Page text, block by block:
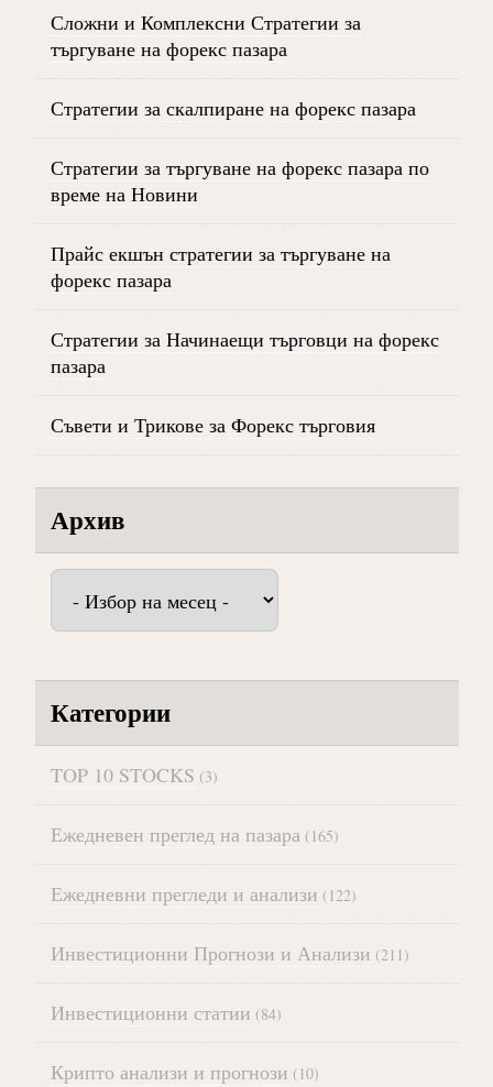
Сложни и Комплексни Стратегии за
търгуване на форекс пазара
Стратегии за скалпиране на форекс пазара
Стратегии за търгуване на форекс пазара по
време на Новини
Прайс екшън стратегии за търгуване на
форекс пазара
Стратегии за Начинаещи търговци на форекс
пазара
Съвети и Трикове за Форекс търговия
Архив
Архив
Категории
TOP 10 STOCKS (3)
Ежедневен преглед на пазара (165)
Ежедневни прегледи и анализи (122)
Инвестиционни Прогнози и Анализи (211)
Инвестиционни статии (84)
Крипто анализи и прогнози (10)